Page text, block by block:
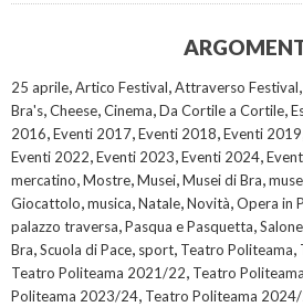
25 aprile,Artico Festival,Attraverso Festival,
Bra's,Cheese,Cinema,Da Cortile a Cortile,
2016,Eventi 2017,Eventi 2018,Eventi 2019
Eventi 2022,Eventi 2023,Eventi 2024,
mercatino,Mostre,Musei,Musei di Bra,
Giocattolo,musica,Natale,Novità,Opera in
palazzo traversa,Pasqua e Pasquetta,
Bra,Scuola di Pace, sport, Teatro Politeama,
Teatro Politeama 2021/22, Teatro
Politeama 2023/24, Teatro Politeama